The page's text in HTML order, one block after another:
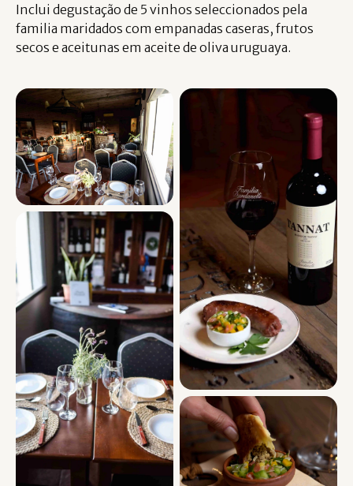
Inclui degustação de 5 vinhos seleccionados pela
familia maridados com empanadas caseras, frutos
secos e aceitunas em aceite de oliva uruguaya.